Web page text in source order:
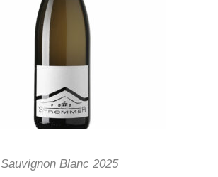
Sauvignon Blanc 2025